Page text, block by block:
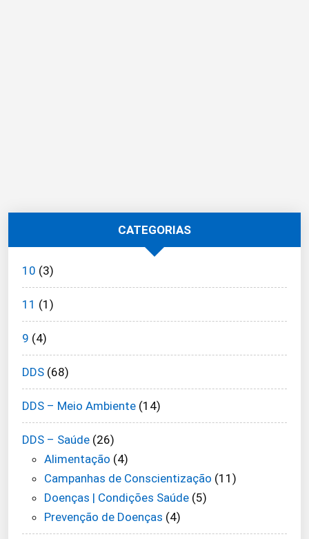
CATEGORIAS
10 (3)
11 (1)
9 (4)
DDS (68)
DDS – Meio Ambiente (14)
DDS – Saúde (26)
Alimentação (4)
Campanhas de Conscientização (11)
Doenças | Condições Saúde (5)
Prevenção de Doenças (4)